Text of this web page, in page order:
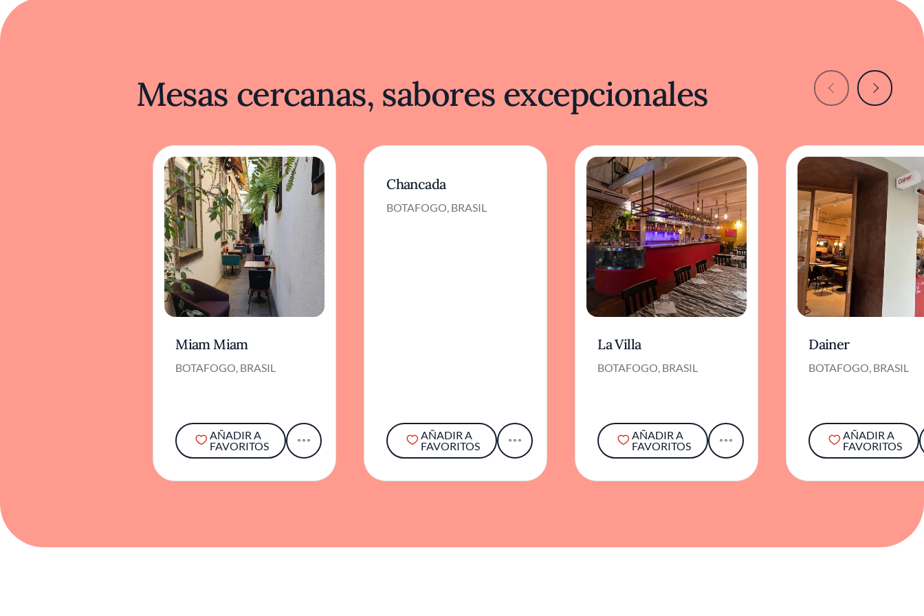
Mesas cercanas, sabores excepcionales
Miam Miam
BOTAFOGO, BRASIL
AÑADIR A
FAVORITOS
Chancada
BOTAFOGO, BRASIL
AÑADIR A
FAVORITOS
La Villa
BOTAFOGO, BRASIL
AÑADIR A
FAVORITOS
Dainer
BOTAFOGO, BRASIL
AÑADIR A
FAVORITOS